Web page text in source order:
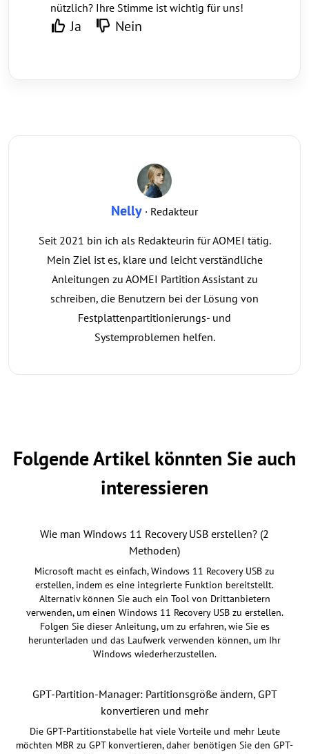
nützlich? Ihre Stimme ist wichtig für uns!
Ja Nein
Nelly · Redakteur
Seit 2021 bin ich als Redakteurin für AOMEI tätig.
Mein Ziel ist es, klare und leicht verständliche
Anleitungen zu AOMEI Partition Assistant zu
schreiben, die Benutzern bei der Lösung von
Festplattenpartitionierungs- und
Systemproblemen helfen.
Folgende Artikel könnten Sie auch
interessieren
Wie man Windows 11 Recovery USB erstellen? (2
Methoden)
Microsoft macht es einfach, Windows 11 Recovery USB zu
erstellen, indem es eine integrierte Funktion bereitstellt.
Alternativ können Sie auch ein Tool von Drittanbietern
verwenden, um einen Windows 11 Recovery USB zu erstellen.
Folgen Sie dieser Anleitung, um zu erfahren, wie Sie es
herunterladen und das Laufwerk verwenden können, um Ihr
Windows wiederherzustellen.
GPT-Partition-Manager: Partitionsgröße ändern, GPT
konvertieren und mehr
Die GPT-Partitionstabelle hat viele Vorteile und mehr Leute
möchten MBR zu GPT konvertieren, daher benötigen Sie den GPT-